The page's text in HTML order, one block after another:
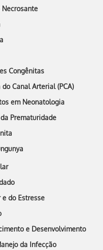
Congênitas
Canal Arterial (PCA)
em Neonatologia
Prematuridade
e do Estresse
e Desenvolvimento
da Infecção